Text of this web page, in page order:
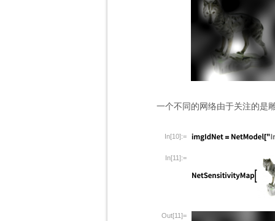
一个不同的网络由于关注的是
In[10]:=
In[11]:=
Out[11]=